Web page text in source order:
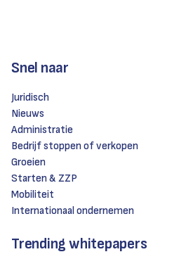
Snel naar
Juridisch
Nieuws
Administratie
Bedrijf stoppen of verkopen
Groeien
Starten & ZZP
Mobiliteit
Internationaal ondernemen
Trending whitepapers